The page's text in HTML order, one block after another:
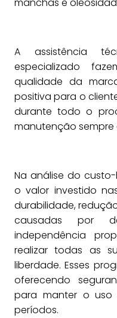
manchas e
A assistência
especializado
qualidade da
positiva para o
durante todo o
manutenção sempre
Na análise do
o valor investido
durabilidade,
causadas por
independência
realizar todas as
liberdade. Esses
oferecendo
para manter o
períodos.